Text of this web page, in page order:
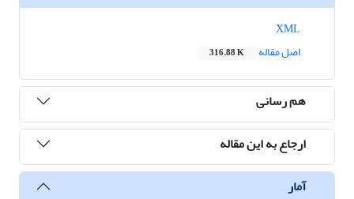
اصل مقاله
316.88 K
هم رسانی
ارجاع به این مقاله
آمار